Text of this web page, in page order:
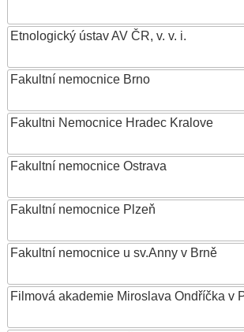
Etnologický ústav AV ČR, v. v. i.
Fakultní nemocnice Brno
Fakultni Nemocnice Hradec Kralove
Fakultní nemocnice Ostrava
Fakultní nemocnice Plzeň
Fakultní nemocnice u sv.Anny v Brně
Filmová akademie Miroslava Ondříčka v